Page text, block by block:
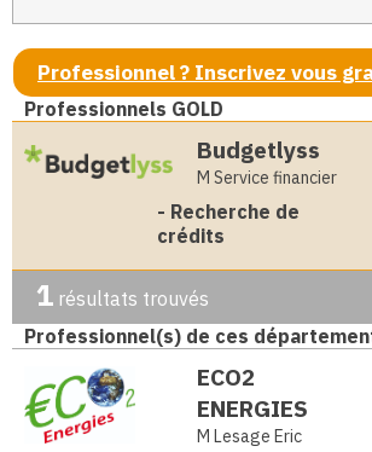
Professionnel ? Inscrivez vous
Professionnels GOLD
Budgetlyss
M Service financier
- Recherche de
crédits
1 résultats trouvés
Professionnel(s) de ces
ECO2
ENERGIES
M Lesage Eric